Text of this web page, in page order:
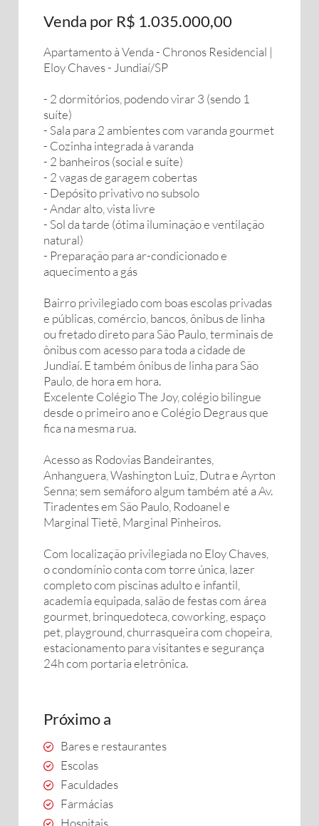
Venda por R$ 1.035.000,00
Apartamento à Venda - Chronos Residencial |
Eloy Chaves - Jundiaí/SP
- 2 dormitórios, podendo virar 3 (sendo 1
suíte)
- Sala para 2 ambientes com varanda gourmet
- Cozinha integrada à varanda
- 2 banheiros (social e suíte)
- 2 vagas de garagem cobertas
- Depósito privativo no subsolo
- Andar alto, vista livre
- Sol da tarde (ótima iluminação e ventilação
natural)
- Preparação para ar-condicionado e
aquecimento a gás
Bairro privilegiado com boas escolas privadas
e públicas, comércio, bancos, ônibus de linha
ou fretado direto para São Paulo, terminais de
ônibus com acesso para toda a cidade de
Jundiaí. E também ônibus de linha para São
Paulo, de hora em hora.
Excelente Colégio The Joy, colégio bilingue
desde o primeiro ano e Colégio Degraus que
fica na mesma rua.
Acesso as Rodovias Bandeirantes,
Anhanguera, Washington Luiz, Dutra e Ayrton
Senna; sem semáforo algum também até a Av.
Tiradentes em São Paulo, Rodoanel e
Marginal Tietê, Marginal Pinheiros.
Com localização privilegiada no Eloy Chaves,
o condomínio conta com torre única, lazer
completo com piscinas adulto e infantil,
academia equipada, salão de festas com área
gourmet, brinquedoteca, coworking, espaço
pet, playground, churrasqueira com chopeira,
estacionamento para visitantes e segurança
24h com portaria eletrônica.
Próximo a
Bares e restaurantes
Escolas
Faculdades
Farmácias
Hospitais